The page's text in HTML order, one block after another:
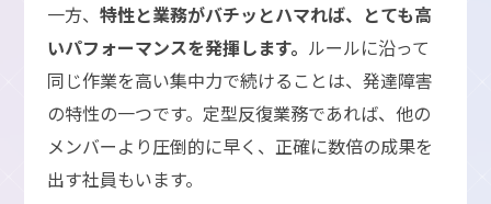
一方、 特性と業務がバチッとハマれば、とても高
いパフォーマンスを発揮します。 ルールに沿って
同じ作業を高い集中力で続けることは、発達障害
の特性の一つです。定型反復業務であれば、他の
メンバーより圧倒的に早く、正確に数倍の成果を
出す社員もいます。